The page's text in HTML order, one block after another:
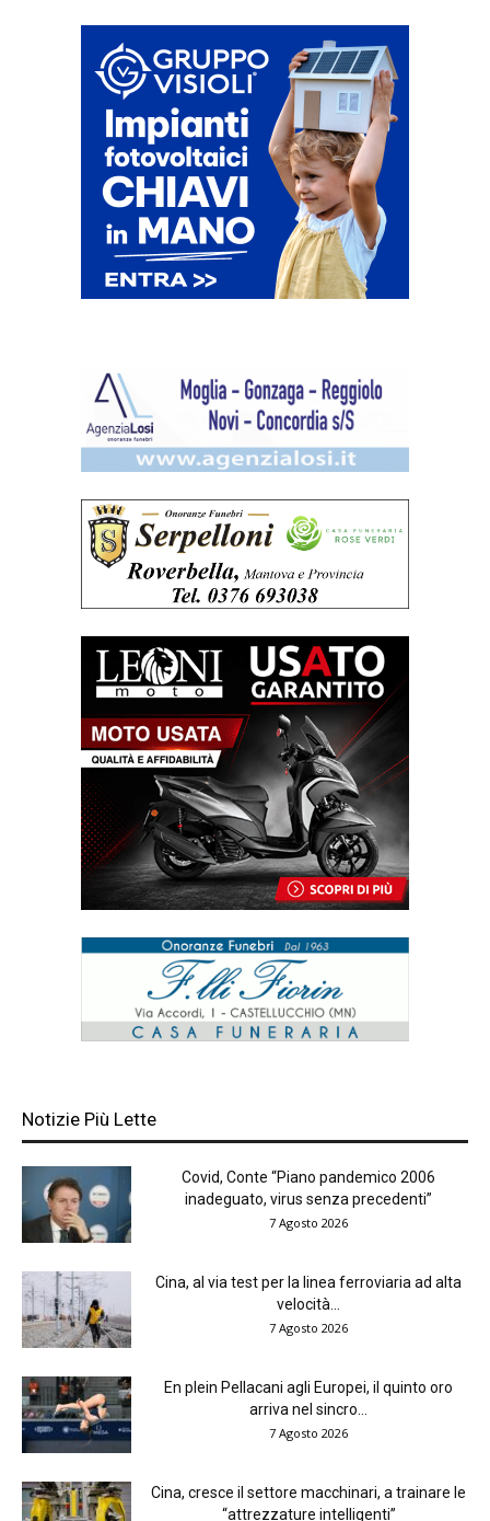
Notizie Più Lette
Covid, Conte “Piano pandemico 2006
inadeguato, virus senza precedenti”
7 Agosto 2026
Cina, al via test per la linea ferroviaria ad alta
velocità...
7 Agosto 2026
En plein Pellacani agli Europei, il quinto oro
arriva nel sincro...
7 Agosto 2026
Cina, cresce il settore macchinari, a trainare le
“attrezzature intelligenti”